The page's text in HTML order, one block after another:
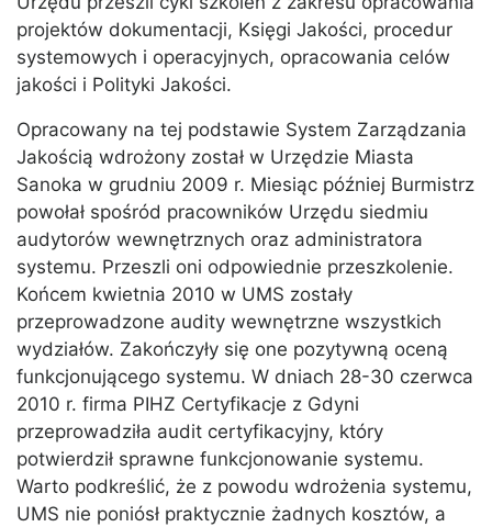
projektów dokumentacji, Księgi Jakości, procedur
systemowych i operacyjnych, opracowania celów
jakości i Polityki Jakości.
Opracowany na tej podstawie System Zarządzania
Jakością wdrożony został w Urzędzie Miasta
Sanoka w grudniu 2009 r. Miesiąc później Burmistrz
powołał spośród pracowników Urzędu siedmiu
audytorów wewnętrznych oraz administratora
systemu. Przeszli oni odpowiednie przeszkolenie.
Końcem kwietnia 2010 w UMS zostały
przeprowadzone audity wewnętrzne wszystkich
wydziałów. Zakończyły się one pozytywną oceną
funkcjonującego systemu. W dniach 28-30 czerwca
2010 r. firma PIHZ Certyfikacje z Gdyni
przeprowadziła audit certyfikacyjny, który
potwierdził sprawne funkcjonowanie systemu.
Warto podkreślić, że z powodu wdrożenia systemu,
UMS nie poniósł praktycznie żadnych kosztów, a